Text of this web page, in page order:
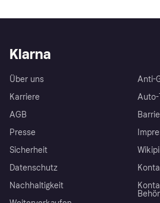
Klarna
Über uns
Karriere
AGB
Presse
Sicherheit
Datenschutz
Nachhaltigkeit
Anti-
Auto-